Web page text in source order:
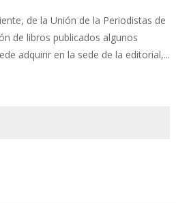
de la Unión de la Periodistas de
de libros publicados algunos
adquirir en la sede de la editorial,...